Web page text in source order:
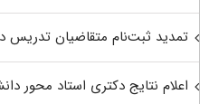
تمدید ثبت‌نام متقاضیان تدریس
اعلام نتایج دکتری استاد محور